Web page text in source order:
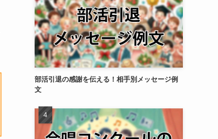
部活引退の感謝を伝える！相手別メッセージ例
文